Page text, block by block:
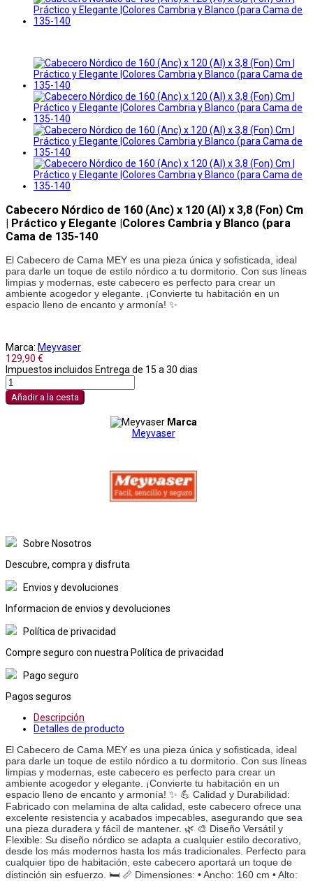
Cabecero Nórdico de 160 (Anc) x 120 (Al) x 3,8 (Fon) Cm
| Práctico y Elegante |Colores Cambria y Blanco (para
Cama de 135-140
El Cabecero de Cama MEY es una pieza única y sofisticada, ideal
para darle un toque de estilo nórdico a tu dormitorio. Con sus líneas
limpias y modernas, este cabecero es perfecto para crear un
ambiente acogedor y elegante. ¡Convierte tu habitación en un
espacio lleno de encanto y armonía! ✨
Marca: Meyvaser
129,90 €
Impuestos incluidos Entrega de 15 a 30 dias
Añadir a la cesta
Marca
Meyvaser
Sobre Nosotros
Descubre, compra y disfruta
Envios y devoluciones
Informacion de envios y devoluciones
Política de privacidad
Compre seguro con nuestra Política de privacidad
Pago seguro
Pagos seguros
Descripción
Detalles de producto
El Cabecero de Cama MEY es una pieza única y sofisticada, ideal
para darle un toque de estilo nórdico a tu dormitorio. Con sus líneas
limpias y modernas, este cabecero es perfecto para crear un
ambiente acogedor y elegante. ¡Convierte tu habitación en un
espacio lleno de encanto y armonía! ✨ 💪 Calidad y Durabilidad:
Fabricado con melamina de alta calidad, este cabecero ofrece una
excelente resistencia y acabados impecables, asegurando que sea
una pieza duradera y fácil de mantener. 🌿 🎨 Diseño Versátil y
Flexible: Su diseño nórdico se adapta a cualquier estilo decorativo,
desde los más modernos hasta los más tradicionales. Perfecto para
cualquier tipo de habitación, este cabecero aportará un toque de
distinción sin esfuerzo. 🛏️ 📏 Dimensiones: • Ancho: 160 cm • Alto: